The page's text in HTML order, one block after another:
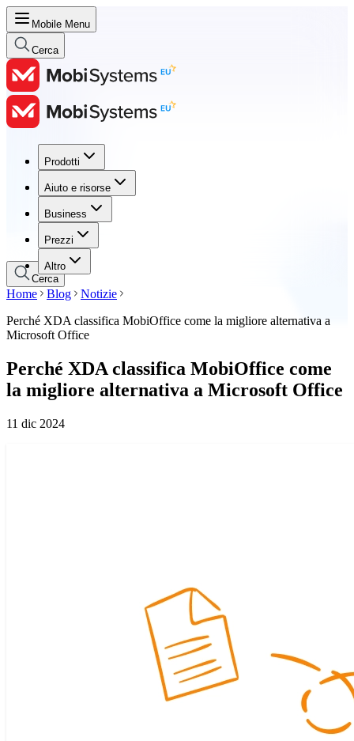
Mobile Menu
Cerca
Prodotti
Aiuto e risorse
Business
Prezzi
Altro
Prodotti
Aiuto e risorse
Business
Prezzi
Cerca
Home Blog
Notizie
Perché XDA classifica MobiOffice come la migliore alternativa a
Microsoft Office
Perché XDA classifica MobiOffice come
la migliore alternativa a Microsoft Office
11 dic 2024